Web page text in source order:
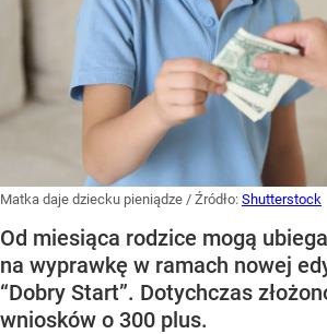
Matka daje dziecku pieniądze / Źródło: Shutterstock
Od miesiąca rodzice mogą
na wyprawkę w ramach nowej
“Dobry Start”. Dotychczas
wniosków o 300 plus.